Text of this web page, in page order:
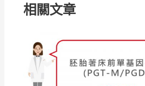
相關文章